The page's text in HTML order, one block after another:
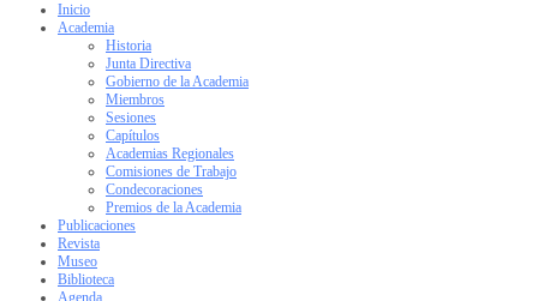
Inicio
Academia
Historia
Junta Directiva
Gobierno de la Academia
Miembros
Sesiones
Capítulos
Academias Regionales
Comisiones de Trabajo
Condecoraciones
Premios de la Academia
Publicaciones
Revista
Museo
Biblioteca
Agenda